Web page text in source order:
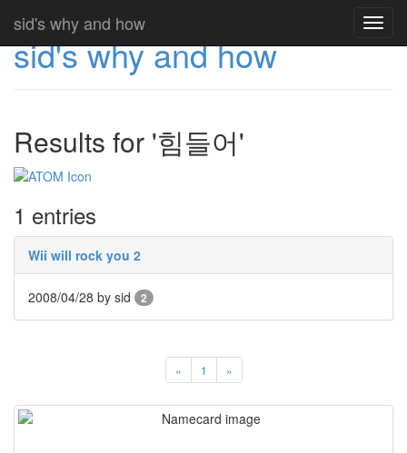
sid's why and how
sid's why and how
Results for '힘들어'
1 entries
Wii will rock you 2
2008/04/28 by sid 2
« 1 »